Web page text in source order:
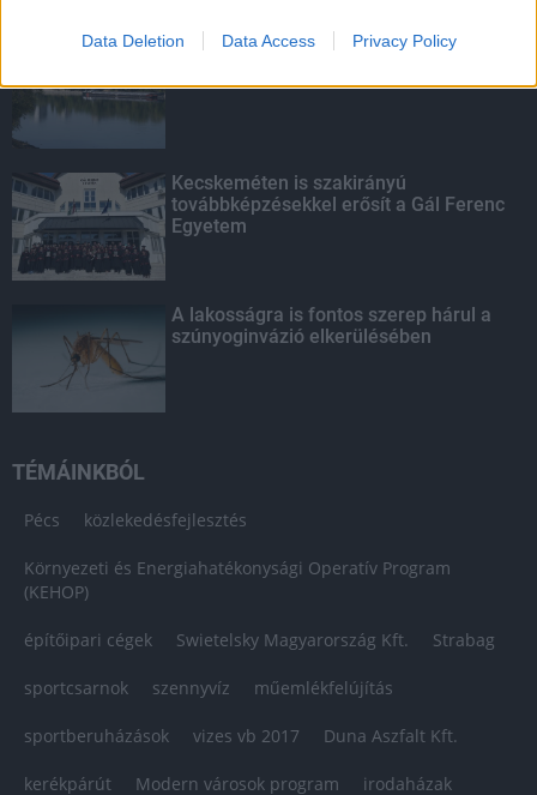
Data Deletion Data Access Privacy Policy
Megérkezett az eső a Duna
Kecskeméten is szakirányú
továbbképzésekkel erősít a Gál Ferenc
Egyetem
A lakosságra is fontos szerep hárul a
szúnyoginvázió elkerülésében
TÉMÁINKBÓL
Pécs közlekedésfejlesztés
Környezeti és Energiahatékonysági Operatív Program
(KEHOP)
építőipari cégek Swietelsky Magyarország Kft. Strabag
sportcsarnok szennyvíz műemlékfelújítás
sportberuházások vizes vb 2017 Duna Aszfalt Kft.
kerékpárút Modern városok program irodaházak